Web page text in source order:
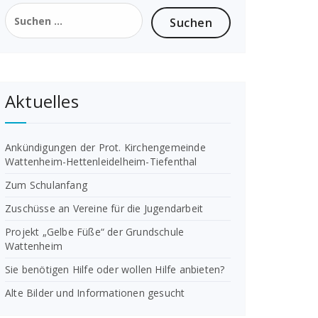
Suchen
nach:
Aktuelles
Ankündigungen der Prot. Kirchengemeinde
Wattenheim-Hettenleidelheim-Tiefenthal
Zum Schulanfang
Zuschüsse an Vereine für die Jugendarbeit
Projekt „Gelbe Füße“ der Grundschule
Wattenheim
Sie benötigen Hilfe oder wollen Hilfe anbieten?
Alte Bilder und Informationen gesucht